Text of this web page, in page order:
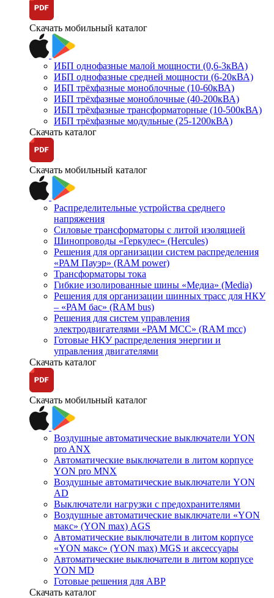
Скачать мобильный каталог
ИБП однофазные малой мощности (0,6-3кВА)
ИБП однофазные средней мощности (6-20кВА)
ИБП трёхфазные моноблочные (10-60кВА)
ИБП трёхфазные моноблочные (40-200кВА)
ИБП трёхфазные трансформаторные (10-500кВА)
ИБП трёхфазные модульные (25-1200кВА)
Скачать каталог
Скачать мобильный каталог
Распределительные устройства среднего
напряжения
Силовые трансформаторы с литой изоляцией
Шинопроводы «Геркулес» (Hercules)
Решения для организации систем распределения
«РАМ Пауэр» (RAM power)
Трансформаторы тока
Гибкие изолированные шины «Медиа» (Media)
Решения для организации шинных трасс для НКУ
– «РАМ бас» (RAM bus)
Решения для систем управления
электродвигателями «РАМ МСС» (RAM mcc)
Готовые НКУ распределения энергии и
управления двигателями
Скачать каталог
Скачать мобильный каталог
Воздушные автоматические выключатели YON
pro ANX
Автоматические выключатели в литом корпусе
YON pro MNX
Воздушные автоматические выключатели YON
AD
Выключатели нагрузки с предохранителями
Воздушные автоматические выключатели «YON
макс» (YON max) AGS
Автоматические выключатели в литом корпусе
«YON макс» (YON max) MGS и аксессуары
Автоматические выключатели в литом корпусе
YON MD
Готовые решения для АВР
Скачать каталог